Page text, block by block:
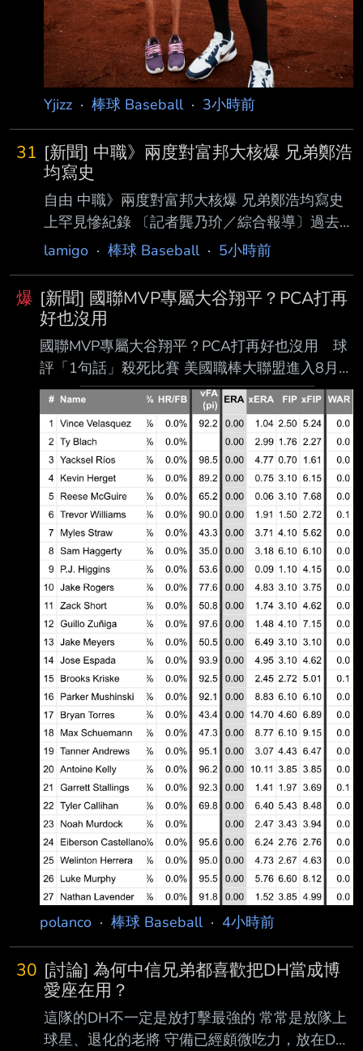
Yjizz · 棒球 Baseball· 3小時前
31 [新聞] 中職》兩度對富邦大核爆 兄弟鄭浩
均寫史
自由 中職》兩度對富邦大核爆 兄弟鄭浩均寫史
上罕見慘紀錄 〔記者龔乃玠／綜合報導〕過去
扛下中信兄弟本土Ace招牌的「美美」鄭浩均，
第2位單季對同一隊兩度投不滿5局狂掉至少9分
自責 分的投手。 鄭浩均在5月13日才對富邦嚐
到0.1局掉9分的苦澀滋味，昨對富邦又被暴打，
4.1局被敲10 支安打，狂掉9分，本季對戰富邦
投4場，戰績1勝2敗，防禦率高達11.34，富邦
變身「美 美剋星」。 過去只有2009年前統一獅
投手朱尉銘單季兩度對戰同一隊投不滿5局掉9
分，一場是4月
lamigo · 棒球 Baseball· 5小時前
爆 [新聞] 國聯MVP專屬大谷翔平？PCA打再
好也沒用
國聯MVP專屬大谷翔平？PCA打再好也沒用 球
評「1句話」殺死比賽 美國職棒大聯盟進入8月的
戰績衝刺期，洛杉磯道奇隊雖慘吞一波6連敗低
潮，但仍被視為衛 冕世界大賽三連霸的最大熱
門。場內最吸睛的焦點，莫過於日籍二刀流球星
大谷翔平與芝加 哥小熊隊新星PCA（Pete Crow-
Armstrong）之間白熱化的國聯MVP爭奪戰。今
（6）日小熊以 7：6擊敗道奇後，美媒《MLB
Network》知名分析師也在節目上展開激烈論
戰，最終雷諾斯 （Harold Reynolds）僅用一句
「PCA的防禦率是多少」就直接殺
polanco · 棒球 Baseball· 4小時前
30 [討論] 為何中信兄弟都喜歡把DH當成博
愛座在用？
這隊的DH不一定是放打擊最強的 常常是放隊上
球星、退化的老將 守備已經頗微吃力，放在DH